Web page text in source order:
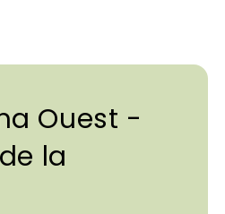
Ouest -
la